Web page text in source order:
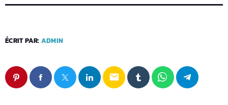
ÉCRIT PAR: ADMIN
email